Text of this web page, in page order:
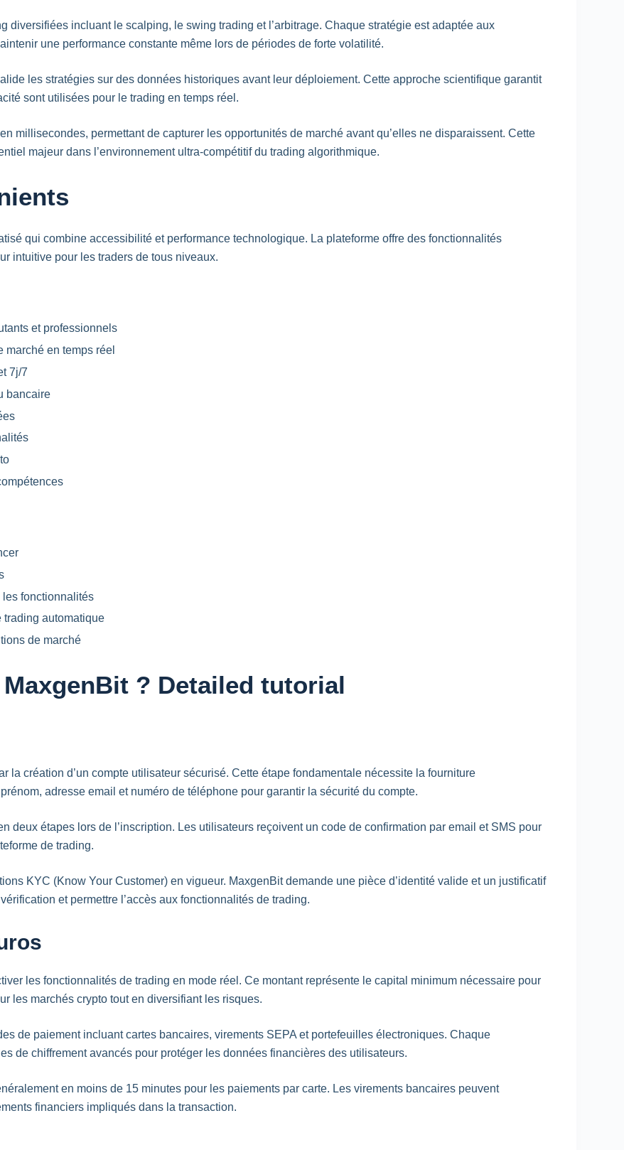
diversifiées incluant le scalping, le swing trading et l’arbitrage. Chaque stratégie est adaptée aux
une performance constante même lors de périodes de forte volatilité.
les stratégies sur des données historiques avant leur déploiement. Cette approche scientifique garantit
sont utilisées pour le trading en temps réel.
millisecondes, permettant de capturer les opportunités de marché avant qu’elles ne disparaissent. Cette
majeur dans l’environnement ultra-compétitif du trading algorithmique.
qui combine accessibilité et performance technologique. La plateforme offre des fonctionnalités
intuitive pour les traders de tous niveaux.
et professionnels
marché en temps réel
7j/7
bancaire
les fonctionnalités
trading automatique
de marché
? Detailed tutorial
la création d’un compte utilisateur sécurisé. Cette étape fondamentale nécessite la fourniture
adresse email et numéro de téléphone pour garantir la sécurité du compte.
deux étapes lors de l’inscription. Les utilisateurs reçoivent un code de confirmation par email et SMS pour
de trading.
KYC (Know Your Customer) en vigueur. MaxgenBit demande une pièce d’identité valide et un justificatif
et permettre l’accès aux fonctionnalités de trading.
les fonctionnalités de trading en mode réel. Ce montant représente le capital minimum nécessaire pour
les marchés crypto tout en diversifiant les risques.
de paiement incluant cartes bancaires, virements SEPA et portefeuilles électroniques. Chaque
de chiffrement avancés pour protéger les données financières des utilisateurs.
en moins de 15 minutes pour les paiements par carte. Les virements bancaires peuvent
financiers impliqués dans la transaction.